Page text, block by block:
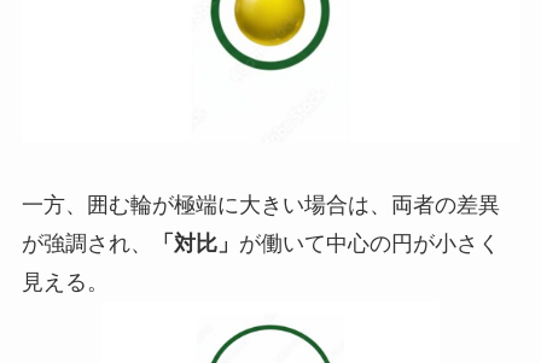
一方、囲む輪が極端に大きい場合は、両者の差異
が強調され、
「対比」 が働いて中心の円が小さく
見える。